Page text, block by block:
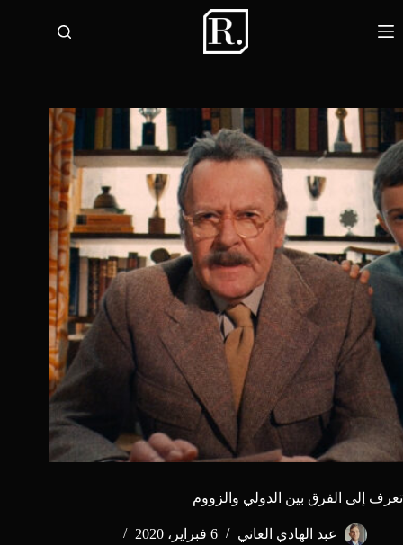
إلى
المحتوى
تعرف إلى الفرق بين الدولي والزووم
عبد الهادي العاني
6 فبراير، 2020